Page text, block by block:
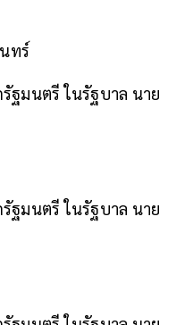
ทร์
ฐมนตรี ในรัฐบาล นาย
ฐมนตรี ในรัฐบาล นาย